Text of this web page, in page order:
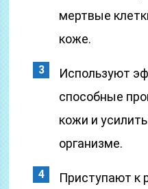
мертвые
коже.
Используют
способные
кожи и
организме.
Приступают к